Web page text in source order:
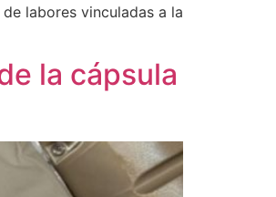
labores vinculadas a la
la cápsula